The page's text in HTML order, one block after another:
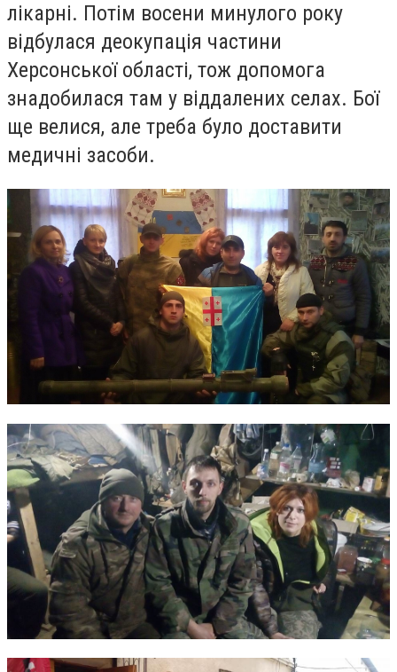
лікарні. Потім восени минулого року
відбулася деокупація частини
Херсонської області, тож допомога
знадобилася там у віддалених селах. Бої
ще велися, але треба було доставити
медичні засоби.